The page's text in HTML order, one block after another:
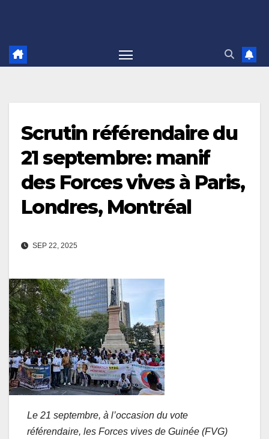
Scrutin référendaire du
21 septembre: manif
des Forces vives à Paris,
Londres, Montréal
SEP 22, 2025
Le 21 septembre, à l’occasion du vote
référendaire, les Forces vives de Guinée (FVG)